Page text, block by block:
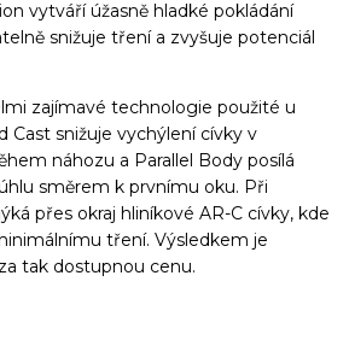
vytváří úžasně hladké pokládání
snižuje tření a zvyšuje potenciál
zajímavé technologie použité u
Cast snižuje vychýlení cívky v
náhozu a Parallel Body posílá
směrem k prvnímu oku. Při
přes okraj hliníkové AR-C cívky, kde
tření. Výsledkem je
tak dostupnou cenu.